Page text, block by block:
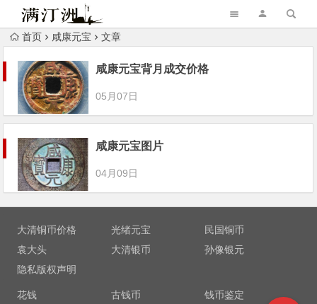
首页 咸康元宝 文章
咸康元宝背月成交价格
05月07日
咸康元宝图片
04月09日
大清铜币价格 光绪元宝
民国铜币
袁大头
大清银币
孙像银元
隐私版权声明
花钱 古钱币
钱币鉴定